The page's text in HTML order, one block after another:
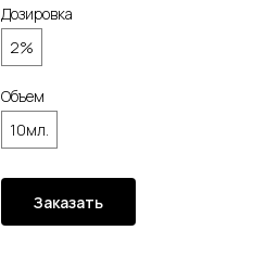
Дозировка
2%
Объем
10мл.
Заказать